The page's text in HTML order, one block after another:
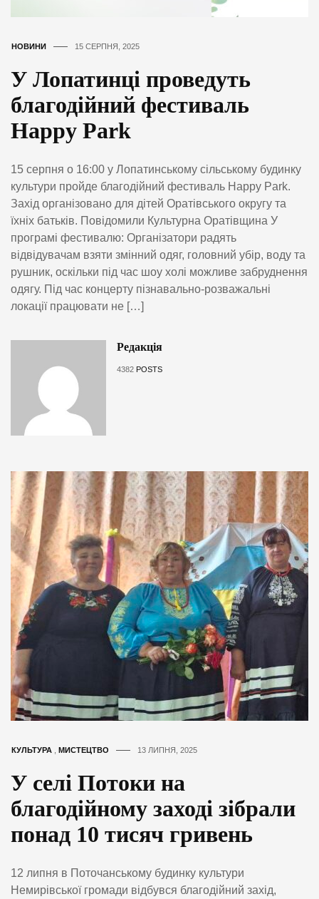
НОВИНИ 15 СЕРПНЯ, 2025
У Лопатинці проведуть
благодійний фестиваль
Happy Park
15 серпня о 16:00 у Лопатинському сільському будинку
культури пройде благодійний фестиваль Happy Park.
Захід організовано для дітей Оратівського округу та
їхніх батьків. Повідомили Культурна Оратівщина У
програмі фестивалю: Організатори радять
відвідувачам взяти змінний одяг, головний убір, воду та
рушник, оскільки під час шоу холі можливе забруднення
одягу. Під час концерту пізнавально-розважальні
локації працювати не […]
Редакція
4382 POSTS
КУЛЬТУРА МИСТЕЦТВО 13 ЛИПНЯ, 2025
У селі Потоки на
благодійному заході зібрали
понад 10 тисяч гривень
12 липня в Поточанському будинку культури
Немирівської громади відбувся благодійний захід,